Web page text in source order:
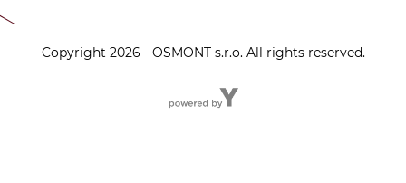
Copyright 2026 - OSMONT s.r.o. All rights reserved.